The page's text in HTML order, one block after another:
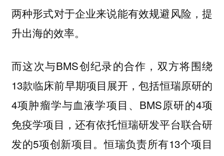
两种形式对于企业来说能有效规避风险，提
升出海的效率。
而这次与BMS创纪录的合作，双方将围绕
13款临床前早期项目展开，包括恒瑞原研的
4项肿瘤学与血液学项目、BMS原研的4项
免疫学项目，还有依托恒瑞研发平台联合研
发的5项创新项目。恒瑞负责所有13个项目